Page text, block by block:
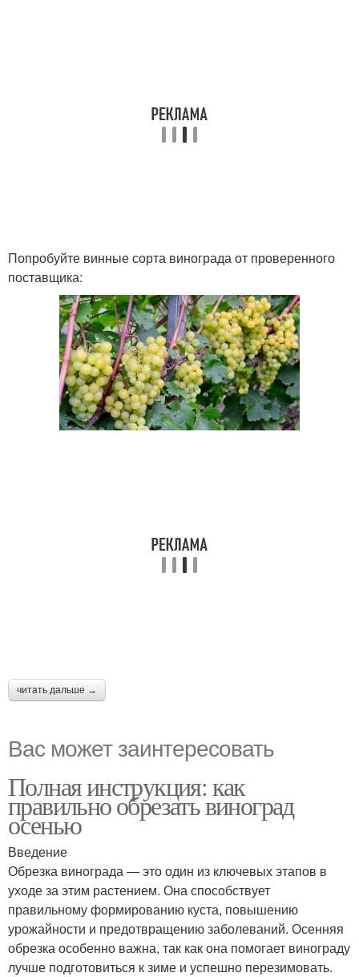
Попробуйте винные сорта винограда от проверенного
поставщика:
читать дальше →
Вас может заинтересовать
Полная инструкция: как
правильно обрезать виноград
осенью
Введение
Обрезка винограда — это один из ключевых этапов в
уходе за этим растением. Она способствует
правильному формированию куста, повышению
урожайности и предотвращению заболеваний. Осенняя
обрезка особенно важна, так как она помогает винограду
лучше подготовиться к зиме и успешно перезимовать.